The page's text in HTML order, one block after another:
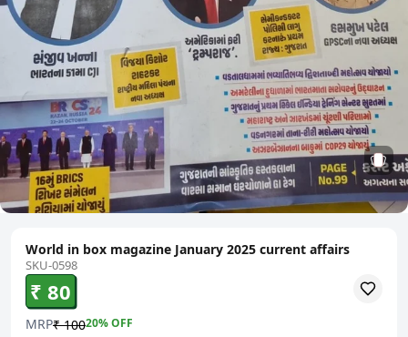
World in box magazine January 2025 current affairs
SKU-0598
₹ 80
MRP₹ 10020% OFF